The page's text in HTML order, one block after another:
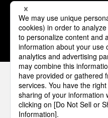
1 2 3
パナソニックの電